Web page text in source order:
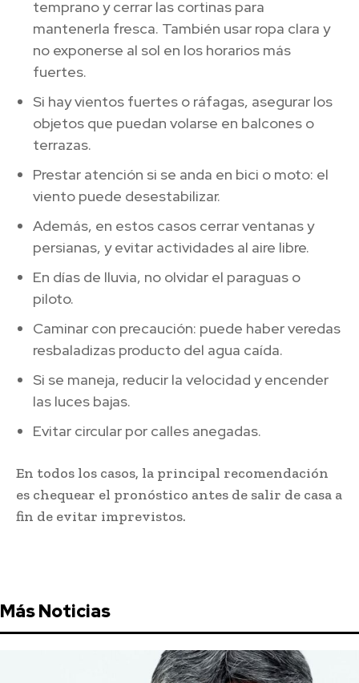
temprano y cerrar las cortinas para
mantenerla fresca. También usar ropa clara y
no exponerse al sol en los horarios más
fuertes.
Si hay vientos fuertes o ráfagas, asegurar los
objetos que puedan volarse en balcones o
terrazas.
Prestar atención si se anda en bici o moto: el
viento puede desestabilizar.
Además, en estos casos cerrar ventanas y
persianas, y evitar actividades al aire libre.
En días de lluvia, no olvidar el paraguas o
piloto.
Caminar con precaución: puede haber veredas
resbaladizas producto del agua caída.
Si se maneja, reducir la velocidad y encender
las luces bajas.
Evitar circular por calles anegadas.
En todos los casos, la principal recomendación
es chequear el pronóstico antes de salir de casa a
fin de evitar imprevistos.
Más Noticias